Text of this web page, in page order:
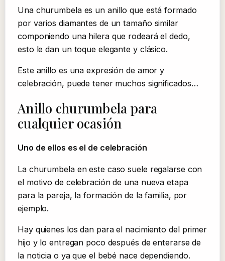
Una churumbela es un anillo que está formado
por varios diamantes de un tamaño similar
componiendo una hilera que rodeará el dedo,
esto le dan un toque elegante y clásico.
Este anillo es una expresión de amor y
celebración, puede tener muchos significados…
Anillo churumbela para
cualquier ocasión
Uno de ellos es el de celebración
La churumbela en este caso suele regalarse con
el motivo de celebración de una nueva etapa
para la pareja, la formación de la familia, por
ejemplo.
Hay quienes los dan para el nacimiento del primer
hijo y lo entregan poco después de enterarse de
la noticia o ya que el bebé nace dependiendo.